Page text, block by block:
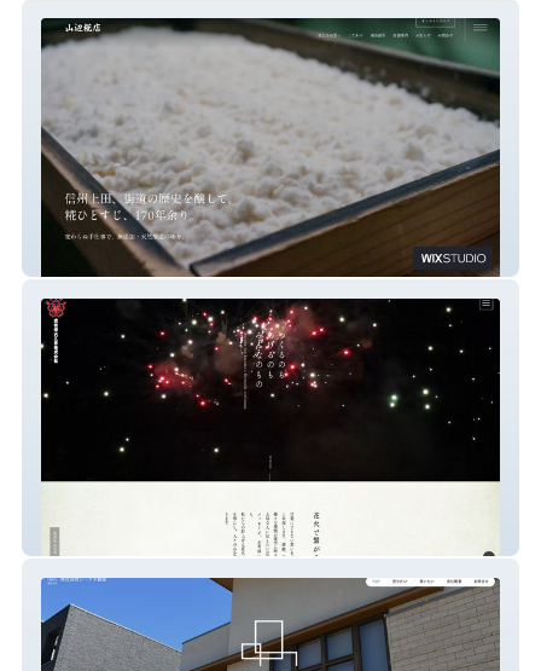
山辺糀店
武舎煙火工業株式会社